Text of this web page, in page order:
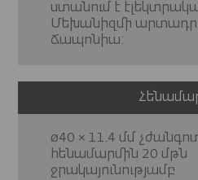
ստանում է
Մեխանիզմի
Ճապոնիա:
ø40 × 11.4 մմ
հենամարմին 20 մթն
ջրակայունությամբ